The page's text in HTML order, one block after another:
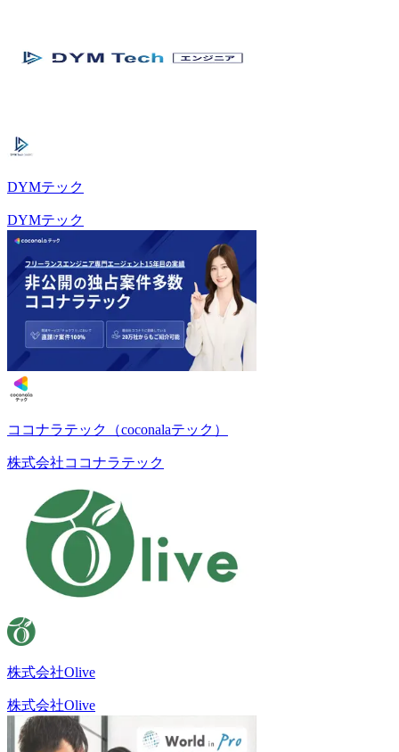
DYMテック
DYMテック
ココナラテック（coconalaテック）
株式会社ココナラテック
株式会社Olive
株式会社Olive